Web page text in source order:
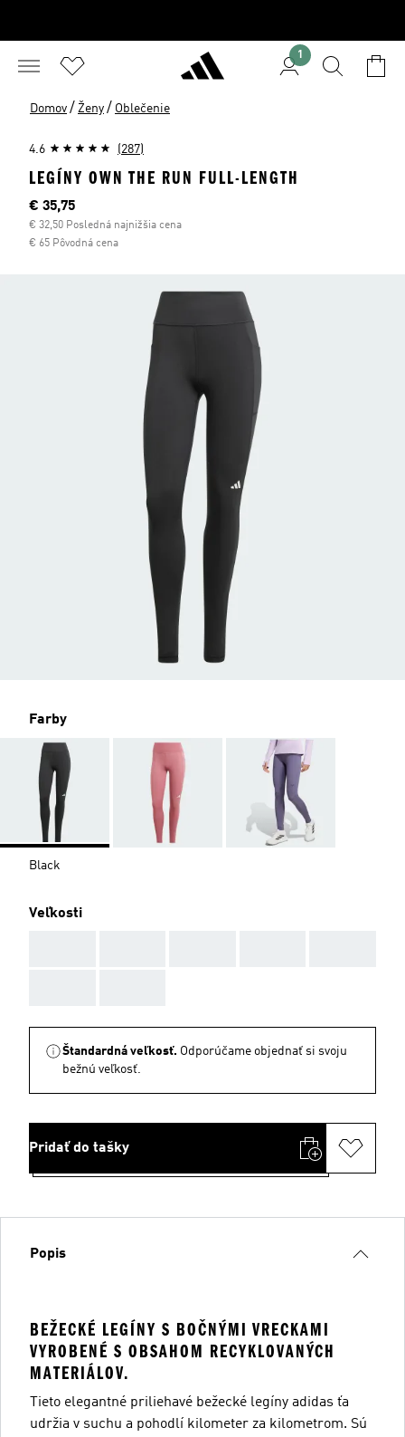
1
Domov / Ženy / Oblečenie
4.6 (287)
LEGÍNY OWN THE RUN FULL-LENGTH
Aktuálna cena
€ 35,75
€ 32,50 Posledná najnižšia cena
€ 65 Pôvodná cena
Farby
Black
Veľkosti
Štandardná veľkosť. Odporúčame objednať si svoju
bežnú veľkosť.
Pridať do tašky
Popis
BEŽECKÉ LEGÍNY S BOČNÝMI VRECKAMI
VYROBENÉ S OBSAHOM RECYKLOVANÝCH
MATERIÁLOV.
Tieto elegantné priliehavé bežecké legíny adidas ťa
udržia v suchu a pohodlí kilometer za kilometrom. Sú